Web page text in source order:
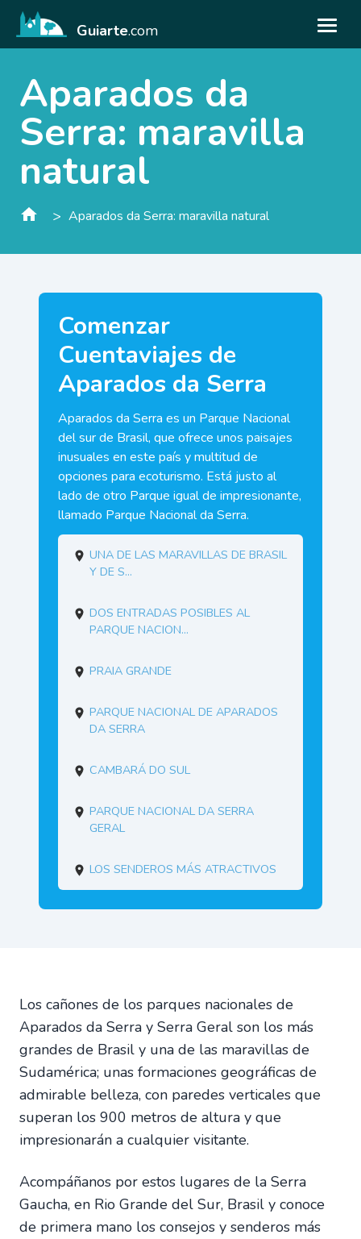
Guiarte.com
Aparados da
Serra: maravilla
natural
> Aparados da Serra: maravilla natural
Comenzar
Cuentaviajes de
Aparados da Serra
Aparados da Serra es un Parque Nacional
del sur de Brasil, que ofrece unos paisajes
inusuales en este país y multitud de
opciones para ecoturismo. Está justo al
lado de otro Parque igual de impresionante,
llamado Parque Nacional da Serra.
Una de las maravillas de Brasil
y de S...
Dos entradas posibles al
Parque Nacion...
Praia Grande
Parque Nacional de Aparados
da Serra
Cambará do Sul
Parque Nacional da Serra
Geral
Los senderos más atractivos
Los cañones de los parques nacionales de
Aparados da Serra y Serra Geral son los más
grandes de Brasil y una de las maravillas de
Sudamérica; unas formaciones geográficas de
admirable belleza, con paredes verticales que
superan los 900 metros de altura y que
impresionarán a cualquier visitante.
Acompáñanos por estos lugares de la Serra
Gaucha, en Rio Grande del Sur, Brasil y conoce
de primera mano los consejos y senderos más